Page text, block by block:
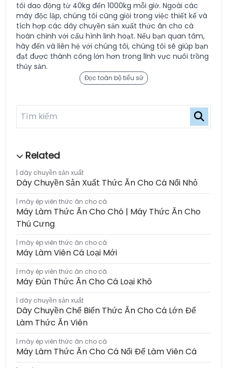
tôi dao động từ 40kg đến 1000kg mỗi giờ. Ngoài các
máy độc lập, chúng tôi cũng giỏi trong việc thiết kế và
tích hợp các dây chuyền sản xuất thức ăn cho cá
hoàn chỉnh với cấu hình linh hoạt. Nếu bạn quan tâm,
hãy đến và liên hệ với chúng tôi, chúng tôi sẽ giúp bạn
đạt được thành công lớn hơn trong lĩnh vực nuôi trồng
thủy sản.
Đọc toàn bộ tiểu sử
dây chuyền sản xuất
Dây Chuyền Sản Xuất Thức Ăn Cho Cá Nổi Nhỏ
máy ép viên thức ăn cho cá
Máy Làm Thức Ăn Cho Chó | Máy Thức Ăn Cho
Thú Cưng
máy ép viên thức ăn cho cá
Máy Làm Viên Cá Loại Mới
máy ép viên thức ăn cho cá
Máy Đùn Thức Ăn Cho Cá Loại Khô
dây chuyền sản xuất
Dây Chuyền Chế Biến Thức Ăn Cho Cá Lớn Để
Làm Thức Ăn Viên
máy ép viên thức ăn cho cá
Máy Làm Thức Ăn Cho Cá Nổi Để Làm Viên Cá